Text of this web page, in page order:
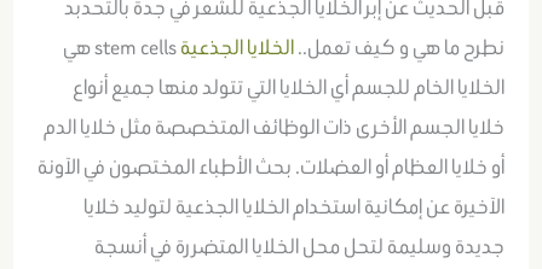
قبل الحديث عن إبر الخلايا الجذعية للشعر في جدة بالتحدبد
نطرح ما هي و كيف تعمل..الخلايا الجذعية
stem cells هي
الخلايا الخام للجسم أي الخلايا التي تتولد منها جميع أنواع
خلايا الجسم الأخرى ذات الوظائف المتخصصة مثل خلايا الدم
أو خلايا العظام أو العضلات. بحث الأطباء المختصون في الآونة
الآخيرة عن إمكانية استخدام الخلايا الجذعية لتوليد خلايا
جديدة وسليمة لتحل محل الخلايا المتضررة في أنسجة